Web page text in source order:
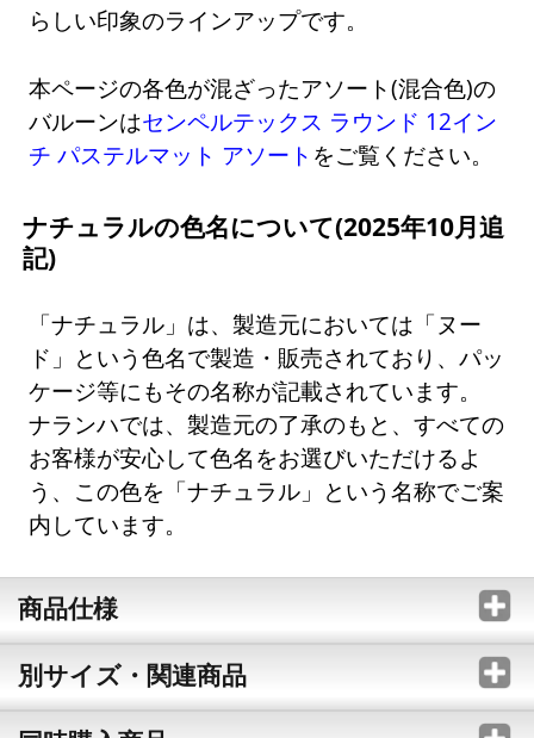
らしい印象のラインアップです。
本ページの各色が混ざったアソート(混合色)の
バルーンはセンペルテックス ラウンド 12イン
チ パステルマット アソート をご覧ください。
ナチュラルの色名について(2025年10月追
記)
「ナチュラル」は、製造元においては「ヌー
ド」という色名で製造・販売されており、パッ
ケージ等にもその名称が記載されています。
ナランハでは、製造元の了承のもと、すべての
お客様が安心して色名をお選びいただけるよ
う、この色を「ナチュラル」という名称でご案
内しています。
商品仕様
別サイズ・関連商品